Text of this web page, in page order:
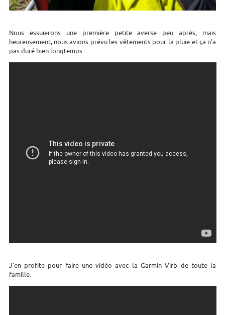
Nous essuierons une première petite averse peu après, mais
heureusement, nous avions prévu les vêtements pour la pluie et ça n'a
pas duré bien longtemps.
J'en profite pour faire une vidéo avec la Garmin Virb de toute la
famille.